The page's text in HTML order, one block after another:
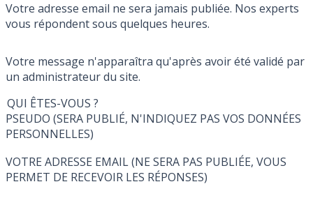
Votre adresse email ne sera jamais publiée. Nos experts
vous répondent sous quelques heures.
Votre message n'apparaîtra qu'après avoir été validé par
un administrateur du site.
QUI ÊTES-VOUS ?
PSEUDO (SERA PUBLIÉ, N'INDIQUEZ PAS VOS DONNÉES
PERSONNELLES)
VOTRE ADRESSE EMAIL (NE SERA PAS PUBLIÉE, VOUS
PERMET DE RECEVOIR LES RÉPONSES)